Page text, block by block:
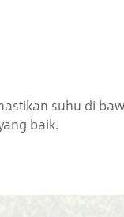
suhu di
baik.